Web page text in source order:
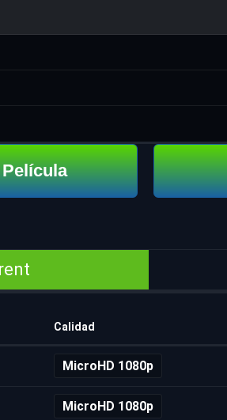
Calidad
MicroHD 1080p
MicroHD 1080p